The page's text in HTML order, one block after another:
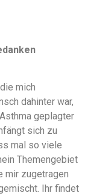
mich
dahinter war,
geplagter
sich zu
mal so viele
Themengebiet
mir zugetragen
Ihr findet